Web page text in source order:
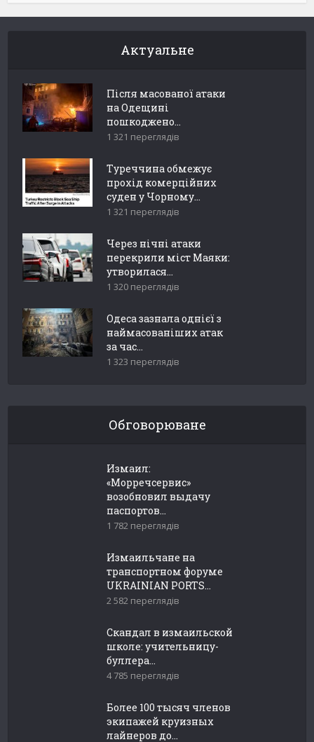
Актуальне
Після масованої атаки
на Одещині
пошкоджено...
1 321 переглядів
Туреччина обмежує
прохід комерційних
суден у Чорному...
1 321 переглядів
Через нічні атаки
перекрили міст Маяки:
утворилася...
1 320 переглядів
Одеса зазнала однієї з
наймасованіших атак
за час...
1 323 переглядів
Обговорюване
Измаил:
«Морречсервис»
возобновил выдачу
паспортов...
1 782 переглядів
Измаильчане на
транспортном форуме
UKRAINIAN PORTS...
2 582 переглядів
Скандал в измаильской
школе: учительницу-
буллера...
4 785 переглядів
Более 100 тысяч членов
экипажей круизных
лайнеров до...